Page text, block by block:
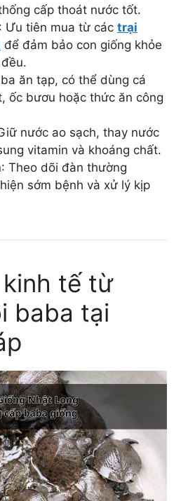
cấp thoát nước tốt.
: Ưu tiên mua từ các trại
để đảm bảo con giống khỏe
ăn tạp, có thể dùng cá
ốc bươu hoặc thức ăn công
nước ao sạch, thay nước
vitamin và khoáng chất.
: Theo dõi đàn thường
sớm bệnh và xử lý kịp
tế từ
baba tại